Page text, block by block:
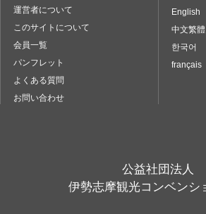
運営者について
このサイトについて
会員一覧
パンフレット
よくある質問
お問い合わせ
English
中文繁體
한국어
français
公益社団法人
伊勢志摩観光コンベンシ